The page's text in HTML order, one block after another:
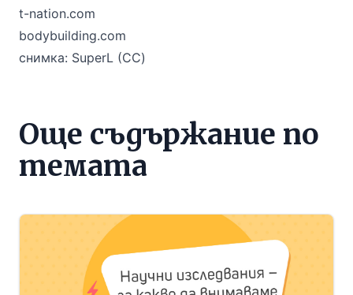
t-nation.com
bodybuilding.com
снимка: SuperL (СС)
Още съдържание по
темата